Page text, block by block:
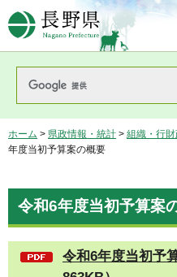
長野県
ホーム > 県政情報・統計 > 組織・行
年度当初予算案の概要
令和6年度当初予算案
令和6年度当初予